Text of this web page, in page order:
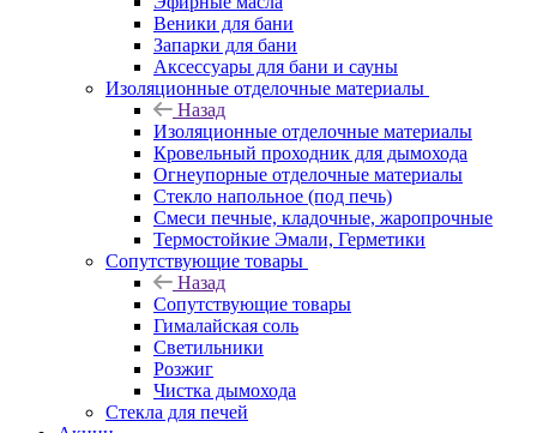
Веники для бани
Запарки для бани
Аксессуары для бани и сауны
Изоляционные отделочные материалы
Назад
Изоляционные отделочные материалы
Кровельный проходник для дымохода
Огнеупорные отделочные материалы
Стекло напольное (под печь)
Смеси печные, кладочные, жаропрочные
Термостойкие Эмали, Герметики
Сопутствующие товары
Назад
Сопутствующие товары
Гималайская соль
Светильники
Розжиг
Чистка дымохода
Стекла для печей